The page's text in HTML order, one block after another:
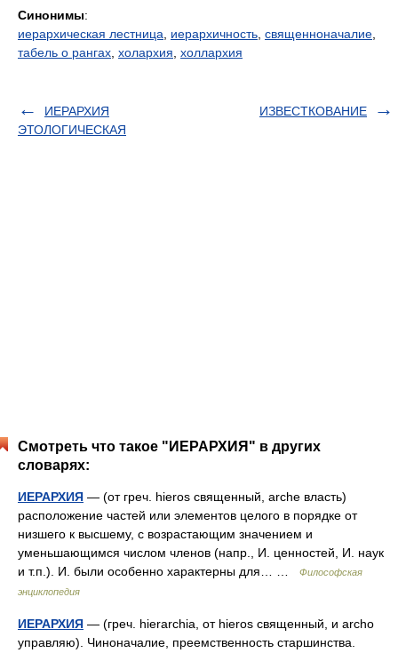
Синонимы:
иерархическая лестница
иерархичность священноначалие
табель о рангах холархия холлархия
ИЕРАРХИЯ
ЭТОЛОГИЧЕСКАЯ
ИЗВЕСТКОВАНИЕ
Смотреть что такое "ИЕРАРХИЯ" в других
словарях:
ИЕРАРХИЯ — (от греч. hieros священный, arche власть)
расположение частей или элементов целого в порядке от
низшего к высшему, с возрастающим значением и
уменьшающимся числом членов (напр., И. ценностей, И. наук
и т.п.). И. были особенно характерны для… …
Философская
энциклопедия
ИЕРАРХИЯ — (греч. hierarchia, от hieros священный, и archo
управляю). Чиноначалие, преемственность старшинства.